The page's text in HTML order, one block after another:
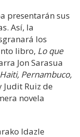
presentarán sus
Así, la
los
libro, Lo que
Jon Sarasua
Pernambuco,
Judit Ruiz de
novela
Idazle